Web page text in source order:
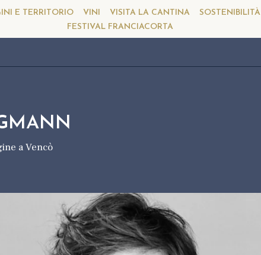
E TERRITORIO VINI VISITA LA CANTINA
SOSTENIBILITÀ
FESTIVAL FRANCIACORTA
a Vencò